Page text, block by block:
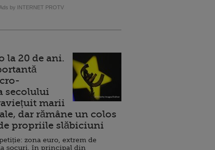
Ads by INTERNET PROTV
la 20 de ani.
secolului
marii
dar rămâne un colos
propriile slăbiciuni
zona euro, extrem de
șocuri, în principal din